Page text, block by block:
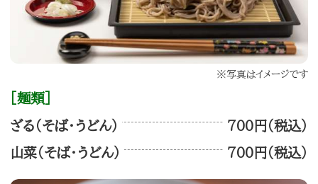
※写真はイメージです
［麺類］
ざる（そば・うどん） 700円（税込）
山菜（そば・うどん） 700円（税込）